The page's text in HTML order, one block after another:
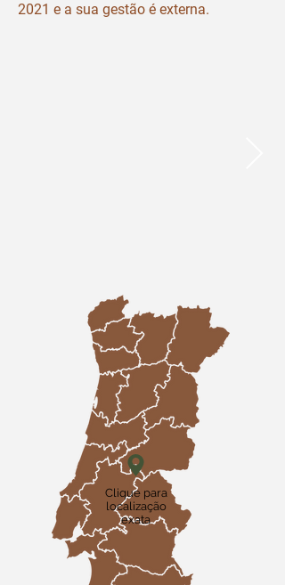
2021 e a sua gestão é externa.
Clique para
localização
exata